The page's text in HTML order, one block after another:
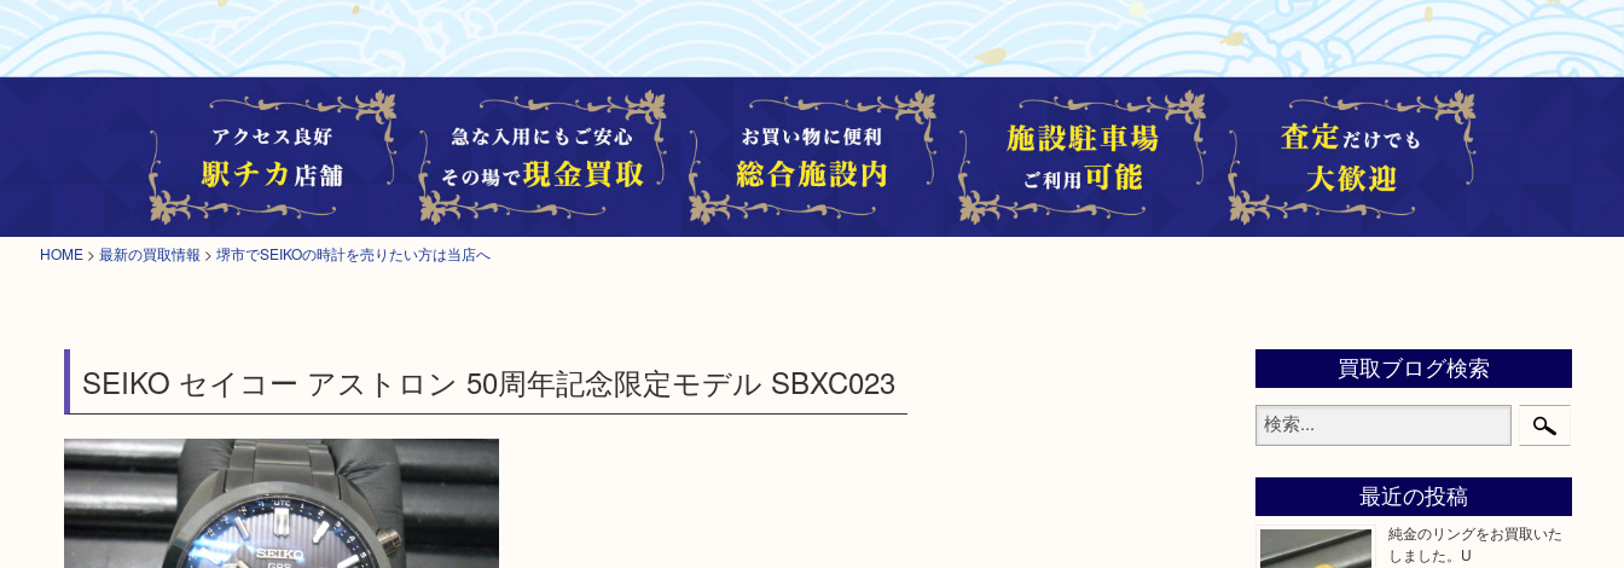
HOME > 最新の買取情報 > 堺市でSEIKOの時計を売りたい方は当店へ
SEIKO セイコー アストロン 50周年記念限定モデル SBXC023 買取ブログ検索
最近の投稿
純金のリングをお買取いた
しました。U